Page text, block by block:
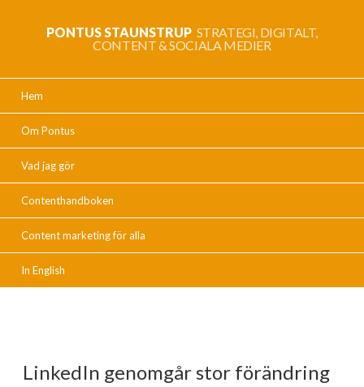
PONTUS STAUNSTRUP STRATEGI, DIGITALT,
CONTENT & SOCIALA MEDIER
Hem
Om Pontus
Vad jag gör
Contenthandboken
Content marketing för alla
In English
LinkedIn genomgår stor förändring